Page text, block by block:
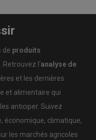
de produits
. Retrouvez l'analyse de
et les dernières
et alimentaire qui
anticiper. Suivez
économique, climatique,
les marchés agricoles